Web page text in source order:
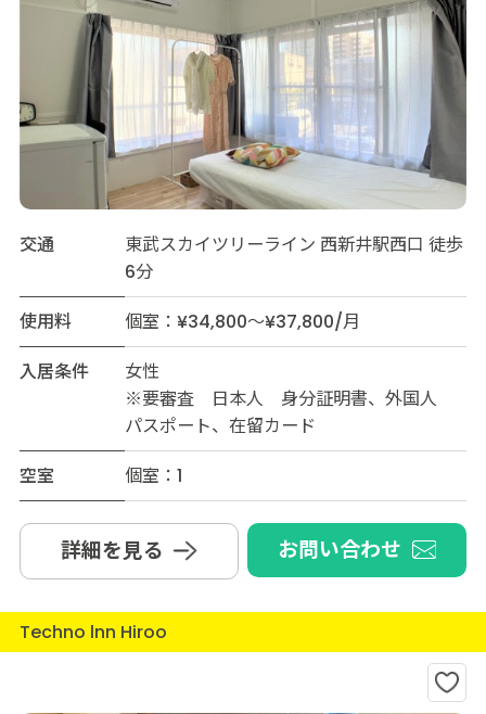
交通
東武スカイツリーライン 西新井駅西口 徒歩
6分
使用料
個室：¥34,800～¥37,800/月
入居条件
女性
※要審査 日本人 身分証明書、外国人
パスポート、在留カード
空室
個室：1
詳細を見る お問い合わせ
Techno lnn Hiroo